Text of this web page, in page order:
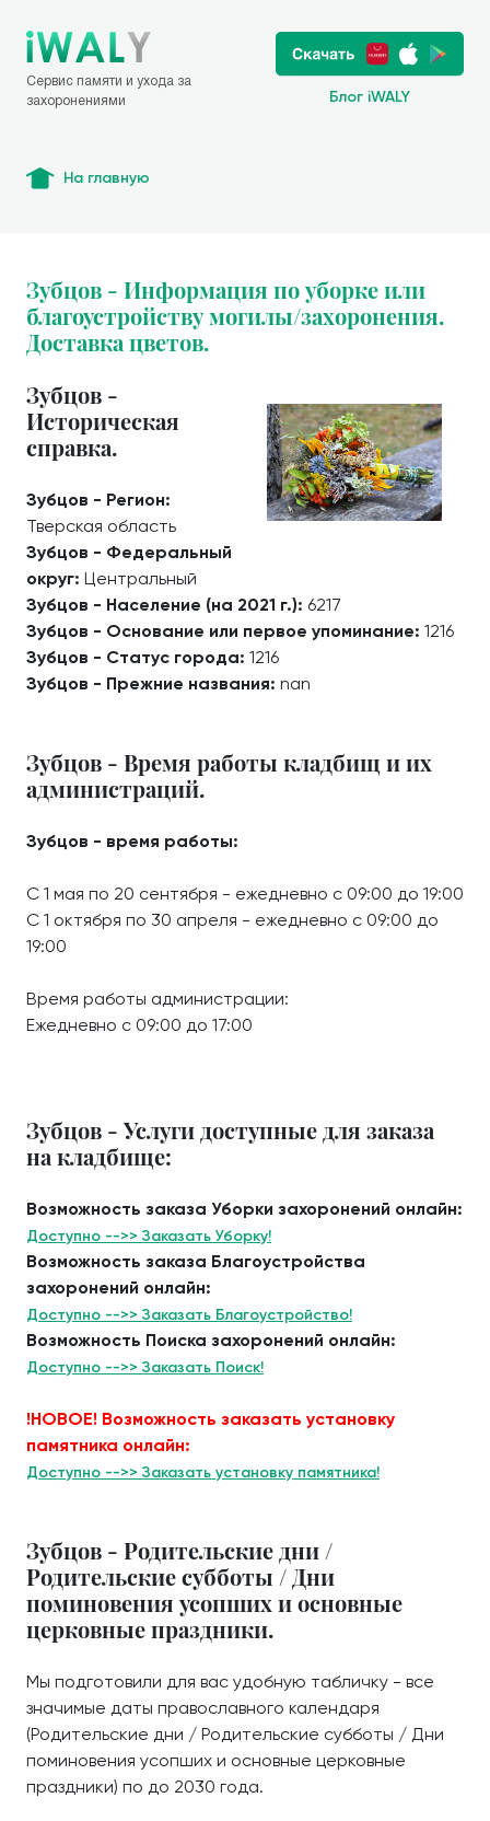
Сервис памяти и ухода за
захоронениями
Блог iWALY
На главную
Зубцов - Информация по уборке или
благоустройству могилы/захоронения.
Доставка цветов.
Зубцов -
Историческая
справка.
Зубцов - Регион:
Тверская область
Зубцов - Федеральный
округ: Центральный
Зубцов - Население (на 2021 г.): 6217
Зубцов - Основание или первое упоминание: 1216
Зубцов - Статус города: 1216
Зубцов - Прежние названия: nan
Зубцов - Время работы кладбищ и их
администраций.
Зубцов - время работы:
С 1 мая по 20 сентября - ежедневно с 09:00 до 19:00
С 1 октября по 30 апреля - ежедневно с 09:00 до
19:00
Время работы администрации:
Ежедневно с 09:00 до 17:00
Зубцов - Услуги доступные для заказа
на кладбище:
Возможность заказа Уборки захоронений онлайн:
Доступно -->> Заказать Уборку!
Возможность заказа Благоустройства
захоронений онлайн:
Доступно -->> Заказать Благоустройство!
Возможность Поиска захоронений онлайн:
Доступно -->> Заказать Поиск!
!НОВОЕ! Возможность заказать установку
памятника онлайн:
Доступно -->> Заказать установку памятника!
Зубцов - Родительские дни /
Родительские субботы / Дни
поминовения усопших и основные
церковные праздники.
Мы подготовили для вас удобную табличку - все
значимые даты православного календаря
(Родительские дни / Родительские субботы / Дни
поминовения усопших и основные церковные
праздники) по до 2030 года.